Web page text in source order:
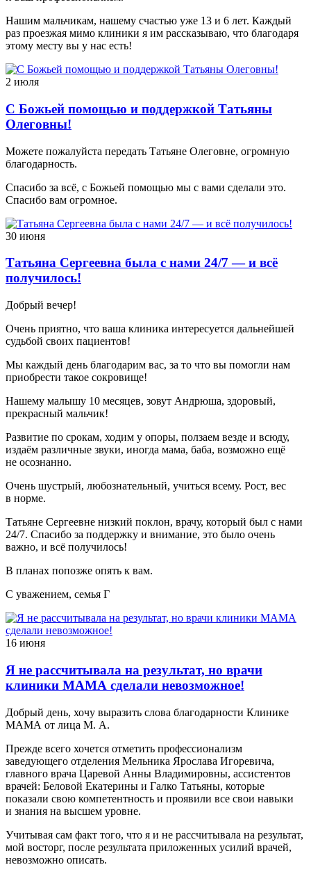
Нашим мальчикам, нашему счастью уже 13 и 6 лет. Каждый
раз проезжая мимо клиники я им рассказываю, что благодаря
этому месту вы у нас есть!
2 июля
С Божьей помощью и поддержкой Татьяны
Олеговны!
Можете пожалуйста передать Татьяне Олеговне, огромную
благодарность.
Спасибо за всё, с Божьей помощью мы с вами сделали это.
Спасибо вам огромное.
30 июня
Татьяна Сергеевна была с нами 24/7 — и всё
получилось!
Добрый вечер!
Очень приятно, что ваша клиника интересуется дальнейшей
судьбой своих пациентов!
Мы каждый день благодарим вас, за то что вы помогли нам
приобрести такое сокровище!
Нашему малышу 10 месяцев, зовут Андрюша, здоровый,
прекрасный мальчик!
Развитие по срокам, ходим у опоры, ползаем везде и всюду,
издаём различные звуки, иногда мама, баба, возможно ещё
не осознанно.
Очень шустрый, любознательный, учиться всему. Рост, вес
в норме.
Татьяне Сергеевне низкий поклон, врачу, который был с нами
24/7. Спасибо за поддержку и внимание, это было очень
важно, и всё получилось!
В планах попозже опять к вам.
С уважением, семья Г
16 июня
Я не рассчитывала на результат, но врачи
клиники МАМА сделали невозможное!
Добрый день, хочу выразить слова благодарности Клинике
МАМА от лица М. А.
Прежде всего хочется отметить профессионализм
заведующего отделения Мельника Ярослава Игоревича,
главного врача Царевой Анны Владимировны, ассистентов
врачей: Беловой Екатерины и Галко Татьяны, которые
показали свою компетентность и проявили все свои навыки
и знания на высшем уровне.
Учитывая сам факт того, что я и не рассчитывала на результат,
мой восторг, после результата приложенных усилий врачей,
невозможно описать.